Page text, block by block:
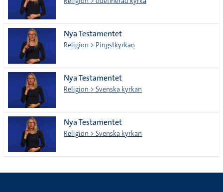
Nya Testamentet
Religion > Pingstkyrkan
Nya Testamentet
Religion > Svenska kyrkan
Nya Testamentet
Religion > Svenska kyrkan